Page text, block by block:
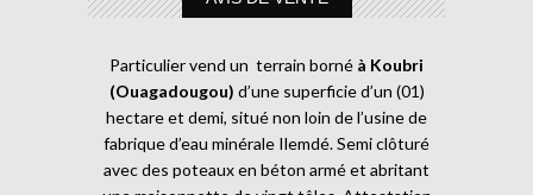
Particulier vend un terrain borné à Koubri
(Ouagadougou) d’une superficie d’un (01)
hectare et demi, situé non loin de l’usine de
fabrique d’eau minérale Ilemdé. Semi clôturé
avec des poteaux en béton armé et abritant